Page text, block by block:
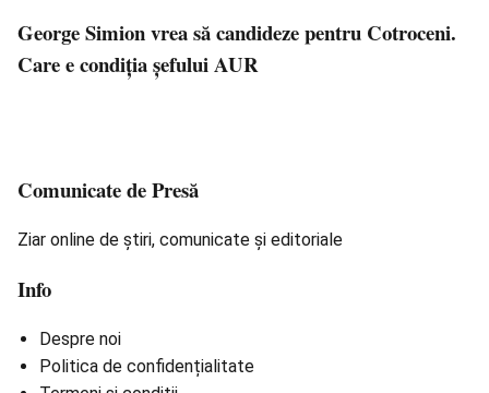
George Simion vrea să candideze pentru Cotroceni.
Care e condiția șefului AUR
Comunicate de Presă
Ziar online de știri, comunicate și editoriale
Info
Despre noi
Politica de confidențialitate